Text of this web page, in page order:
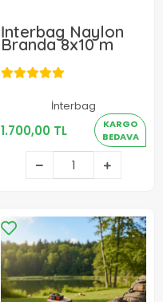
İnterbag Naylon
Branda 8x10 m
İnterbag
1.700,00 TL
KARGO
BEDAVA
1.700,00 TL
Sepete Ekle